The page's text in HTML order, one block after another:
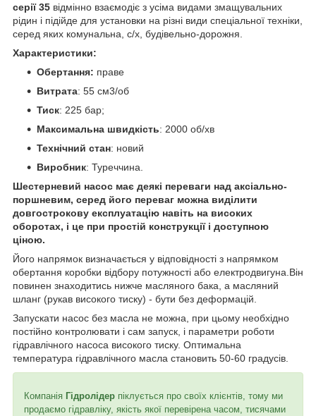
серії 35 відмінно взаємодіє з усіма видами змащувальних
рідин і підійде для установки на різні види спеціальної техніки,
серед яких комунальна, с/х, будівельно-дорожня.
Характеристики:
Обертання: праве
Витрата: 55 см3/об
Тиск: 225 бар;
Максимальна швидкість: 2000 об/хв
Технічний стан: новий
Виробник: Туреччина.
Шестерневий насос має деякі переваги над аксіально-
поршневим, серед його переваг можна виділити
довгострокову експлуатацію навіть на високих
оборотах, і це при простій конструкції і доступною
ціною.
Його напрямок визначається у відповідності з напрямком
обертання коробки відбору потужності або електродвигуна.Він
повинен знаходитись нижче масляного бака, а масляний
шланг (рукав високого тиску) - бути без деформацій.
Запускати насос без масла не можна, при цьому необхідно
постійно контролювати і сам запуск, і параметри роботи
гідравлічного насоса високого тиску. Оптимальна
температура гідравлічного масла становить 50-60 градусів.
Компанія Гідролідер піклується про своїх клієнтів, тому ми
продаємо гідравліку, якість якої перевірена часом, тисячами